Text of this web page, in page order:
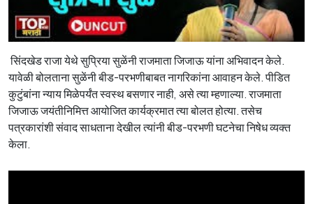
सिंदखेड राजा येथे सुप्रिया सुळेंनी राजमाता जिजाऊ यांना अभिवादन केले.
यावेळी बोलताना सुळेंनी बीड-परभणीबाबत नागरिकांना आवाहन केले. पीडित
कुटुंबांना न्याय मिळेपर्यंत स्वस्थ बसणार नाही, असे त्या म्हणाल्या. राजमाता
जिजाऊ जयंतीनिमित्त आयोजित कार्यक्रमात त्या बोलत होत्या. तसेच
पत्रकारांशी संवाद साधताना देखील त्यांनी बीड-परभणी घटनेचा निषेध व्यक्त
केला.